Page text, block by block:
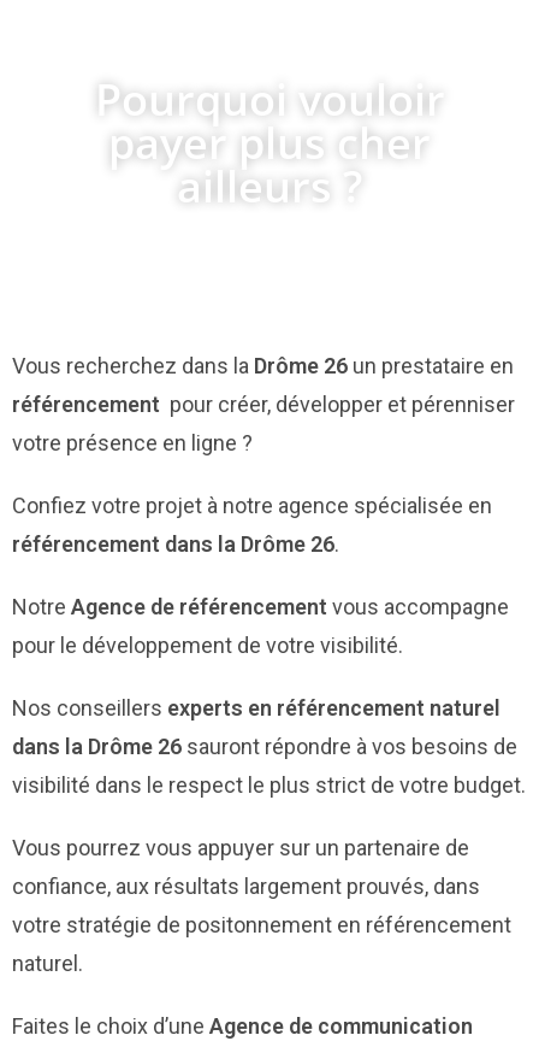
Pourquoi vouloir
payer plus cher
ailleurs ?
Vous recherchez dans la Drôme 26 un prestataire en
référencement pour créer, développer et pérenniser
votre présence en ligne ?
Confiez votre projet à notre agence spécialisée en
référencement dans la Drôme 26.
Notre Agence de référencement vous accompagne
pour le développement de votre visibilité.
Nos conseillers experts en référencement naturel
dans la Drôme 26 sauront répondre à vos besoins de
visibilité dans le respect le plus strict de votre budget.
Vous pourrez vous appuyer sur un partenaire de
confiance, aux résultats largement prouvés, dans
votre stratégie de positonnement en référencement
naturel.
Faites le choix d’une Agence de communication